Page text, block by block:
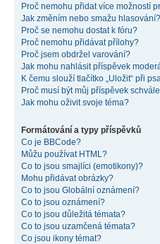
Proč nemohu přidat více možností
Jak změním nebo smažu hlasování?
Proč se nemohu dostat k fóru?
Proč nemohu přidávat přílohy?
Proč jsem obdržel varování?
Jak mohu nahlásit příspěvek
K čemu slouží tlačítko „Uložit“ při
Proč musí být můj příspěvek
Jak mohu oživit svoje téma?
Formátování a typy příspěvků
Co je BBCode?
Můžu používat HTML?
Co to jsou smajlíci (emotikony)?
Mohu přidávat obrázky?
Co to jsou Globální oznámení?
Co to jsou oznámení?
Co to jsou důležitá témata?
Co to jsou uzamčená témata?
Co jsou ikony témat?